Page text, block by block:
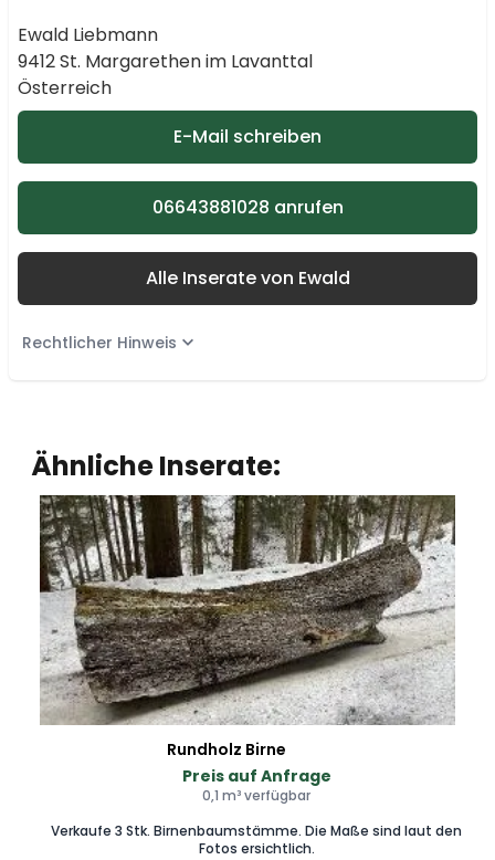
Ewald Liebmann
9412 St. Margarethen im Lavanttal
Österreich
E-Mail schreiben
06643881028 anrufen
Alle Inserate von Ewald
Rechtlicher Hinweis
Ähnliche Inserate:
Rundholz Birne
Preis auf Anfrage
0,1 m³ verfügbar
Verkaufe 3 Stk. Birnenbaumstämme. Die Maße sind laut den
Fotos ersichtlich.